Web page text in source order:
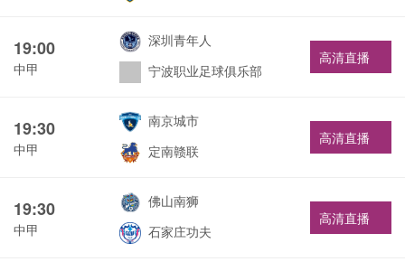
19:00
中甲
深圳青年人
宁波职业足球俱乐部
高清直播
19:30
中甲
南京城市
定南赣联
高清直播
19:30
中甲
佛山南狮
石家庄功夫
高清直播